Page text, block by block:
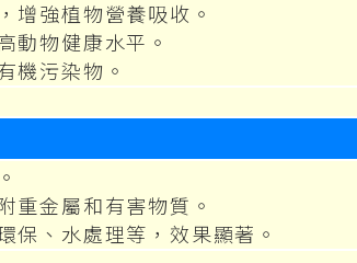
增強植物營養吸收。
動物健康水平。
機污染物。
重金屬和有害物質。
、水處理等，效果顯著。